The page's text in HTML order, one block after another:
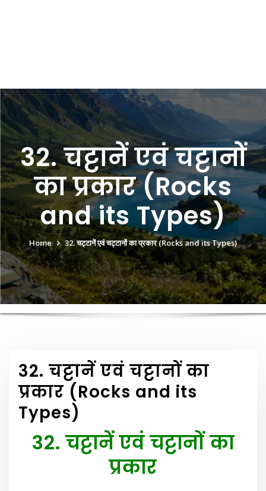
32. चट्टानें एवं चट्टानों
का प्रकार (Rocks
and its Types)
Home 32. चट्टानें एवं चट्टानों का प्रकार (Rocks and its Types)
32. चट्टानें एवं चट्टानों का
प्रकार (Rocks and its
Types)
32. चट्टानें एवं चट्टानों का
प्रकार